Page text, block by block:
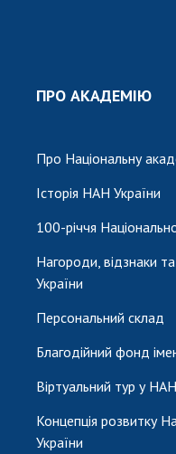
ПРО АКАДЕМІЮ
Про Національну
Історія НАН України
100-річчя
Нагороди, відзнаки
України
Персональний склад
Благодійний фонд
Віртуальний тур у
Концепція розвитку
України